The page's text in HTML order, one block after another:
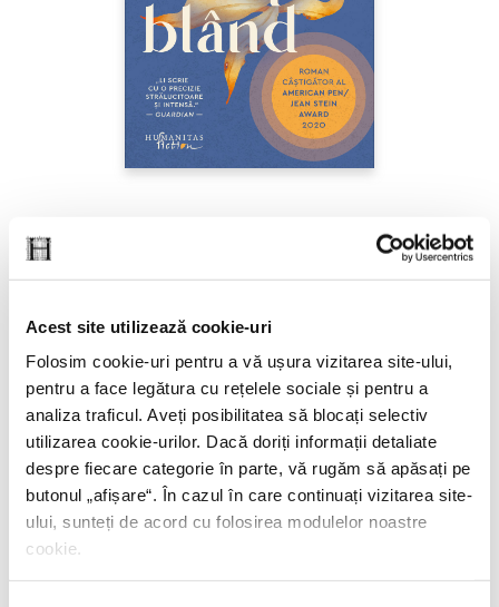
Acest site utilizează cookie-uri
Folosim cookie-uri pentru a vă ușura vizitarea site-ului,
pentru a face legătura cu rețelele sociale și pentru a
analiza traficul. Aveți posibilitatea să blocați selectiv
utilizarea cookie-urilor. Dacă doriți informații detaliate
despre fiecare categorie în parte, vă rugăm să apăsați pe
butonul „afișare“. În cazul în care continuați vizitarea site-
ului, sunteți de acord cu folosirea modulelor noastre
cookie.
Câmp de luptă blând
PREȚ 42.00 RON